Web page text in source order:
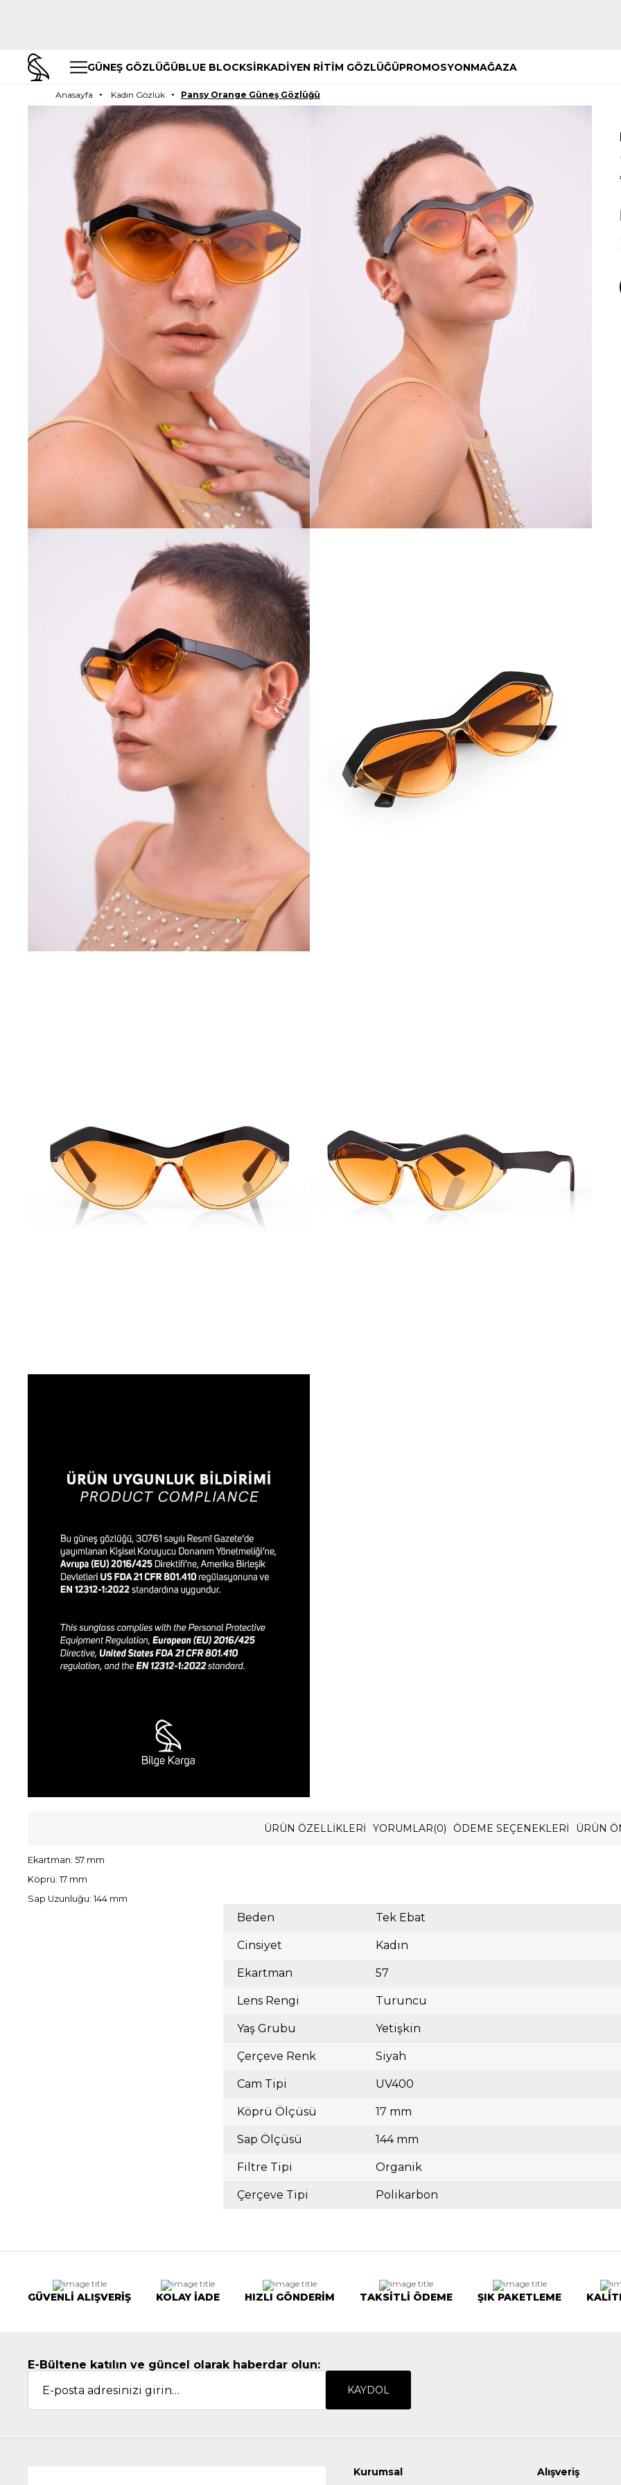
GÜNEŞ GÖZLÜĞÜBLUE BLOCKSİRKADİYEN RİTİM GÖZLÜĞÜPROMOSYONMAĞAZA
Anasayfa Kadın Gözlük Pansy Orange Güneş Gözlüğü
ÜRÜN ÖZELLIKLERI YORUMLAR(0) ÖDEME SEÇENEKLERI ÜRÜN
Ekartman: 57 mm
Köprü: 17 mm
Sap Uzunluğu: 144 mm
Beden Tek Ebat
Cinsiyet Kadın
Ekartman 57
Lens Rengi Turuncu
Yaş Grubu Yetişkin
Çerçeve Renk Siyah
Cam Tipi UV400
Köprü Ölçüsü 17 mm
Sap Ölçüsü 144 mm
Filtre Tipi Organik
Çerçeve Tipi Polikarbon
GÜVENLİ ALIŞVERİŞ KOLAY İADE HIZLI GÖNDERİM TAKSİTLİ ÖDEME ŞIK PAKETLEME
E-Bültene katılın ve güncel olarak haberdar olun:
KAYDOL
Kurumsal Alışveriş